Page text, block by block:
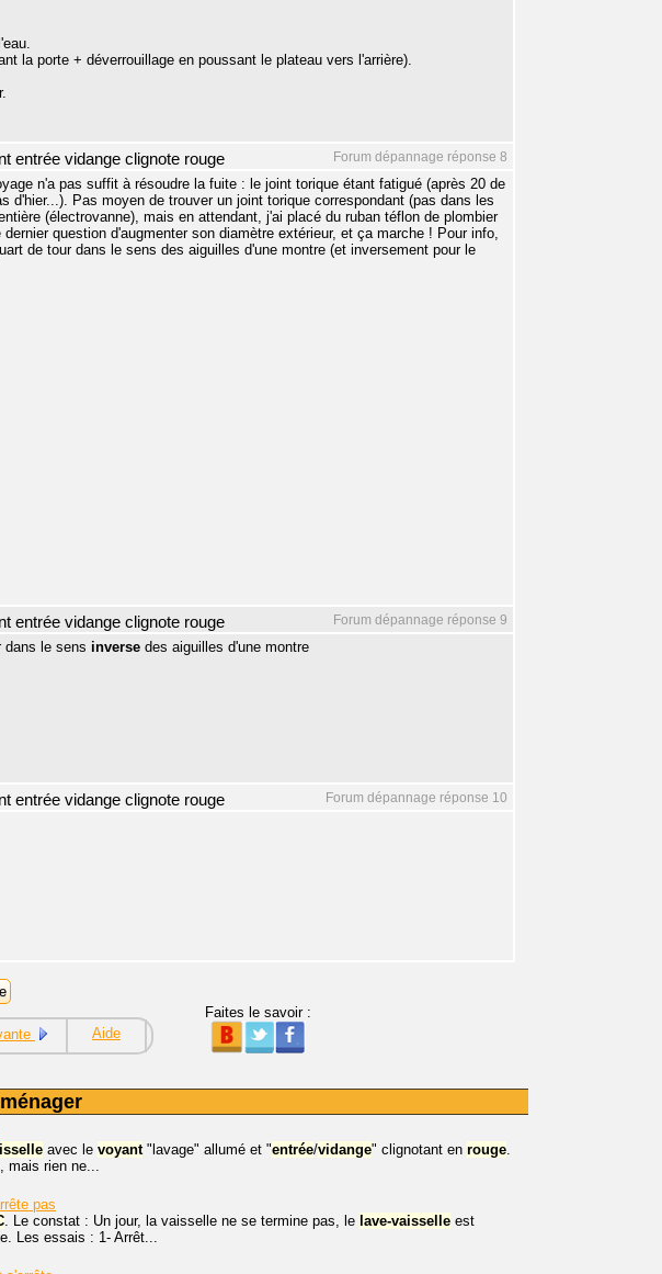
la porte + déverrouillage en poussant le plateau vers l'arrière).
Forum dépannage réponse 8
entrée vidange clignote rouge
n'a pas suffit à résoudre la fuite : le joint torique étant fatigué (après 20 de
Pas moyen de trouver un joint torique correspondant (pas dans les
(électrovanne), mais en attendant, j'ai placé du ruban téflon de plombier
question d'augmenter son diamètre extérieur, et ça marche ! Pour info,
de tour dans le sens des aiguilles d'une montre (et inversement pour le
Forum dépannage réponse 9
entrée vidange clignote rouge
dans le sens inverse des aiguilles d'une montre
Forum dépannage réponse 10
entrée vidange clignote rouge
Aide
Faites le savoir :
avec le voyant"lavage" allumé et "entrée/vidange" clignotant en rouge.
mais rien ne...
pas
. Le constat : Un jour, la vaisselle ne se termine pas, le lave-vaisselle est
Les essais : 1- Arrêt...